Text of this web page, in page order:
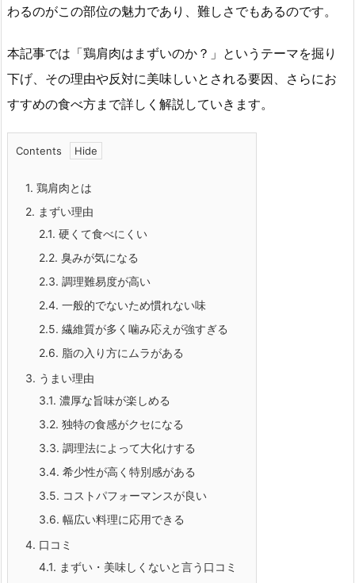
わるのがこの部位の魅力であり、難しさでもあるのです。
本記事では「鶏肩肉はまずいのか？」というテーマを掘り
下げ、その理由や反対に美味しいとされる要因、さらにお
すすめの食べ方まで詳しく解説していきます。
Contents
1. 鶏肩肉とは
2. まずい理由
2.1. 硬くて食べにくい
2.2. 臭みが気になる
2.3. 調理難易度が高い
2.4. 一般的でないため慣れない味
2.5. 繊維質が多く噛み応えが強すぎる
2.6. 脂の入り方にムラがある
3. うまい理由
3.1. 濃厚な旨味が楽しめる
3.2. 独特の食感がクセになる
3.3. 調理法によって大化けする
3.4. 希少性が高く特別感がある
3.5. コストパフォーマンスが良い
3.6. 幅広い料理に応用できる
4. 口コミ
4.1. まずい・美味しくないと言う口コミ